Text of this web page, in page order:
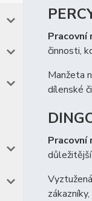
Pracovní
činnosti,
Manžeta
dílenské
Pracovní